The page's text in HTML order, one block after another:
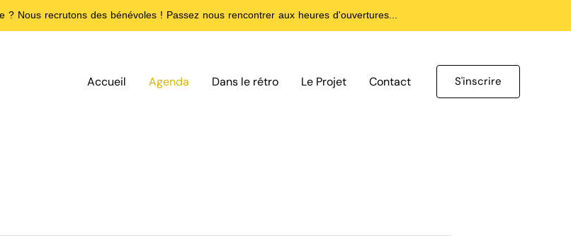
Nous recrutons des bénévoles ! Passez nous rencontrer aux heures d'ouvertures...
Accueil Agenda Dans le rétro Le Projet Contact S'inscrire